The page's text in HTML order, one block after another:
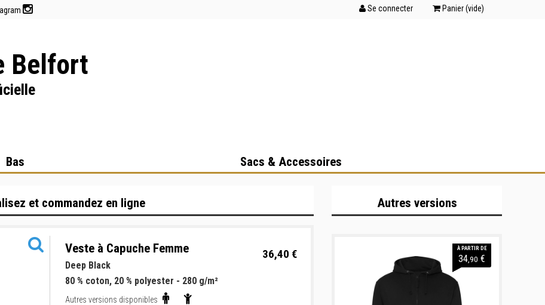
Se connecter Panier (vide)
Belfort
Bas Sacs & Accessoires
et commandez en ligne
Veste à Capuche Femme 36,40 €
Deep Black
80 % coton, 20 % polyester - 280 g/m²
Autres versions disponibles
Autres versions
À PARTIR DE
34,90 €